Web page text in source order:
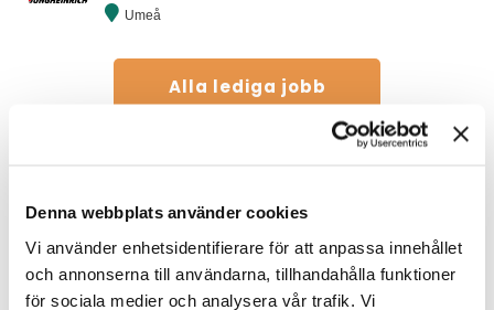
Denna webbplats använder cookies
Vi använder enhetsidentifierare för att anpassa innehållet
och annonserna till användarna, tillhandahålla funktioner
för sociala medier och analysera vår trafik. Vi
Umeå
Alla lediga jobb
sedan med samtal i
smågrupper. Vad som sades
stannar mellan deltagarna